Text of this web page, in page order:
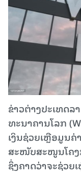
ຂ່າວຕ່າງປະເທດ
ທະນາຄານ​ໂລກ​
ເງິນຊ່ວຍເຫຼືອມູນ
ສະໜັບສະໜູນ​ໂຄງ
ຊຶ່ງຄາດ​ວ່າ​ຈະ​ຊ່ວຍ​